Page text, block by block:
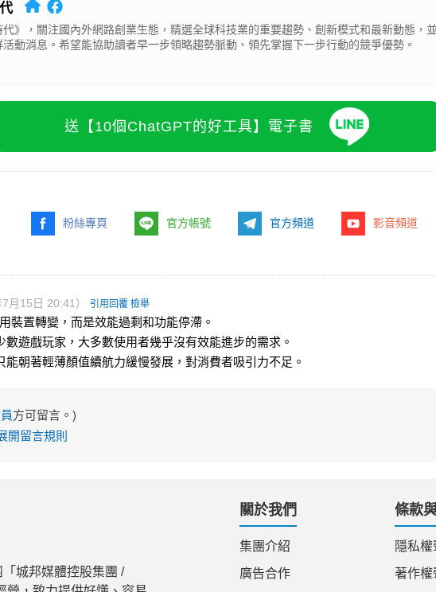
代》，關注國內外網路創業生態，精選全球科技業的重要趨勢、創新模式和最新動態，
動消息。希望能協助讀者早一步領略趨勢脈動、領先掌握下一步行動的競爭優勢。
送【10個ChatGPT的好工具】電子書
粉絲專頁 官方帳號 官方頻道 影音頻道
月15日 20:41） 引用回覆 檢舉
裝置轉變，而是效能過剩和功能停滯。
數遊戲玩家，大多數使用者幾乎沒有效能進步的需求。
能朝著輕薄顏值續航力緩慢發展，對消費者吸引力不足。
方可留言。)
開留言規則
城邦媒體控股集團 /
關於我們
集團介紹
廣告合作
條款
隱私
著作權